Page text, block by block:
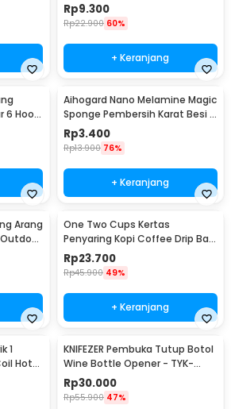
M127105
Rp9.300
Rp22.900 60%
+ Keranjang
6 Hook
Aihogard Nano Melamine Magic
Sponge Pembersih Karat Besi -
CW62
Rp3.400
Rp13.900 76%
+ Keranjang
Arang
One Two Cups Kertas
Penyaring Kopi Coffee Drip Bag
Paper Filter 50PCS - T111
Rp23.700
Rp45.900 49%
+ Keranjang
1
Hot
KNIFEZER Pembuka Tutup Botol
Wine Bottle Opener - TYK-
074B
Rp30.000
Rp55.900 47%